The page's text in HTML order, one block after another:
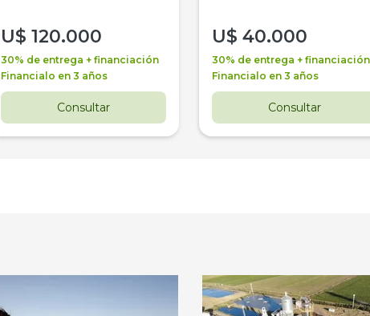
U$ 120.000
30% de entrega + financiación
Financialo en 3 años
Consultar
U$ 40.000
30% de entrega + financiación
Financialo en 3 años
Consultar